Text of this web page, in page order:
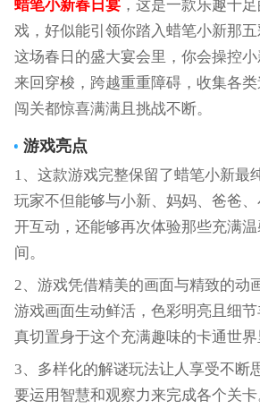
蜡笔小新春日宴，这是一款乐趣十
戏，好似能引领你踏入蜡笔小新那
这场春日的盛大宴会里，你会操控
来回穿梭，跨越重重障碍，收集各
闯关都惊喜满满且挑战不断。
游戏亮点
1、这款游戏完整保留了蜡笔小新最
玩家不但能够与小新、妈妈、爸爸
开互动，还能够再次体验那些充满
间。
2、游戏凭借精美的画面与精致的动
游戏画面生动鲜活，色彩明亮且细
真切置身于这个充满趣味的卡通世界
3、多样化的解谜玩法让人享受不断
要运用智慧和观察力来完成各个关卡